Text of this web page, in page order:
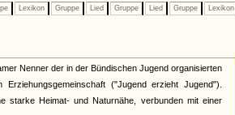
Lexikon Gruppe Lied Gruppe Lied Gruppe Lexikon
Nenner der in der Bündischen Jugend organisierten
("Jugend erzieht Jugend").
starke Heimat- und Naturnähe, verbunden mit einer